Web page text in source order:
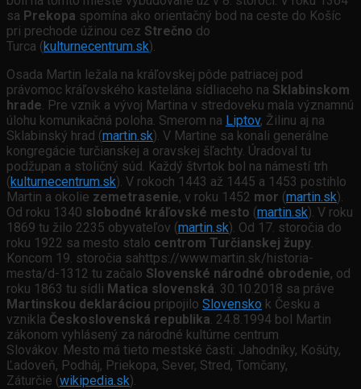
sa Prekopa spomína ako orientačný bod na ceste do Košíc
pri prechode úžinou cez Strečno do
Turca (kulturnecentrum.sk).
Osada Martin ležala na kráľovskej pôde patriacej pod
právomoc kráľovského kastelána sídliaceho na Sklabinskom
hrade . Pre vznik a vývoj Martina v stredoveku mala významnú
úlohu komunikačná poloha. Smerom na Liptov, Žilinu aj na
Sklabinský hrad (martin.sk). V Martine sa konali generálne
kongregácie turčianskej a oravskej šľachty. Úradoval tu
podžupan a stoličný súd. Každý štvrtok bol na námestí trh
(kulturnecentrum.sk). V rokoch 1443 až 1445 a 1453 postihlo
Martin a okolie zemetrasenie, v roku 1452 mor (martin.sk).
Od roku 1340 slobodné kráľovské mesto (martin.sk). V roku
1869 tu žilo 2235 obyvateľov (martin.sk). Od 17. storočia do
roku 1922 sa mesto stalo centrom Turčianskej župy
Koncom 19. storočia sahttps://www.martin.sk/historia-
mesta/d-1312 tu začalo Slovenské národné obrodenie, od
roku 1863 tu sídli Matica slovenská . 30.10.2018 sa práve
Martinskou deklaráciou pripojilo Slovensko k Česku a
vznikla Československá republika . 24.8.1994 bol Martin
zákonom vyhlásený za národné kultúrne centrum
Slovákov. Mesto má tieto mestské časti: Jahodníky, Košúty,
Ľadoveň, Podháj, Priekopa, Sever, Stred, Tomčany,
Záturčie (wikipedia.sk).